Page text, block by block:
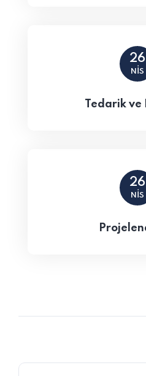
26
NIS
Tedarik ve
26
NIS